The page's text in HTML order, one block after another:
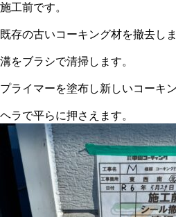
施工前です。
既存の古いコーキング材を撤去しま
溝をブラシで清掃します。
プライマーを塗布し新しいコーキ
ヘラで平らに押さえます。